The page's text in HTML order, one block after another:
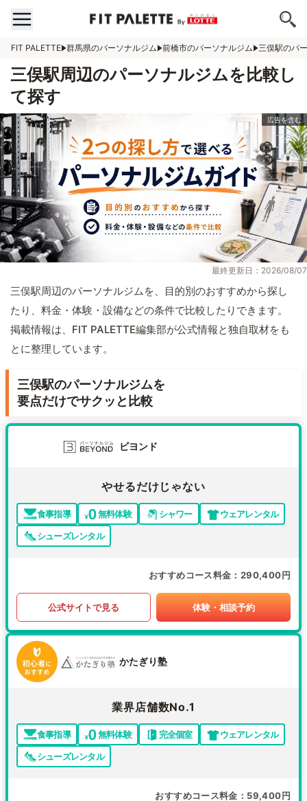
FIT PALETTE 群馬県のパーソナルジム 前橋市のパーソナルジム 三俣駅のパ
三俣駅周辺のパーソナルジムを比較し
て探す
最終更新日：2026/08/07
三俣駅周辺のパーソナルジムを、目的別のおすすめから探し
たり、料金・体験・設備などの条件で比較したりできます。
掲載情報は、FIT PALETTE編集部が公式情報と独自取材をも
とに整理しています。
三俣駅のパーソナルジムを
要点だけでサクッと比較
ビヨンド
やせるだけじゃない
食事指導 無料体験 シャワー
ウェアレンタル
シューズレンタル
おすすめコース料金 290,400円
公式サイトで見る 体験・相談予約
かたぎり塾
業界店舗数No.1
食事指導 無料体験 完全個室
ウェアレンタル
シューズレンタル
おすすめコース料金 59,400円